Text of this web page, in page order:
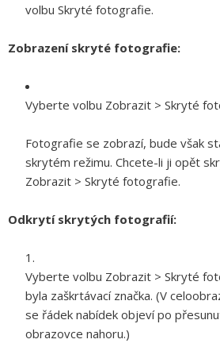
volbu Skryté fotografie.
Zobrazení skryté fotografie:
Vyberte volbu Zobrazit > Skryté
Fotografie se zobrazí, bude však
skrytém režimu. Chcete-li ji opět
Zobrazit > Skryté fotografie.
Odkrytí skrytých fotografií:
Vyberte volbu Zobrazit > Skryté
byla zaškrtávací značka. (V
se řádek nabídek objeví po
obrazovce nahoru.)